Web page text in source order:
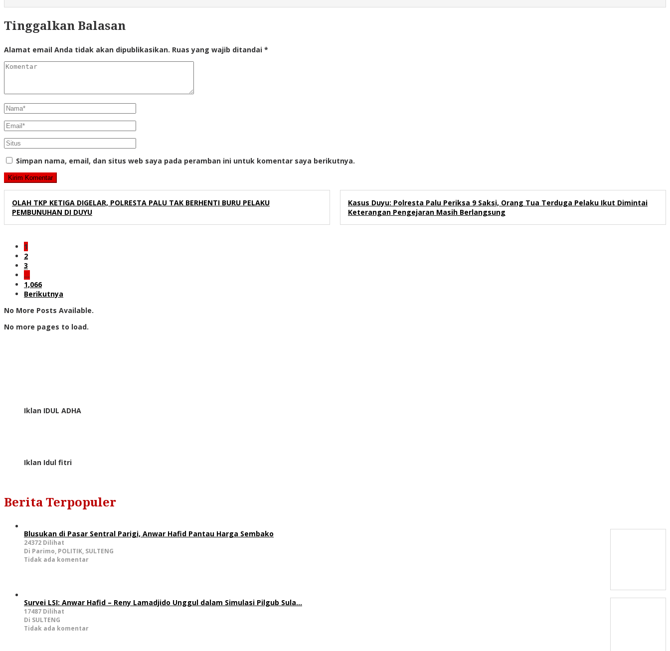
Tinggalkan Balasan
Alamat email Anda tidak akan dipublikasikan. Ruas yang wajib ditandai *
Simpan nama, email, dan situs web saya pada peramban ini untuk komentar saya berikutnya.
OLAH TKP KETIGA DIGELAR, POLRESTA PALU TAK BERHENTI BURU PELAKU
PEMBUNUHAN DI DUYU
Kasus Duyu: Polresta Palu Periksa 9 Saksi, Orang Tua Terduga Pelaku Ikut Dimintai
Keterangan Pengejaran Masih Berlangsung
1
2
3
…
1,066
Berikutnya
No More Posts Available.
No more pages to load.
Iklan IDUL ADHA
Iklan Idul fitri
Berita Terpopuler
Blusukan di Pasar Sentral Parigi, Anwar Hafid Pantau Harga Sembako
24372 Dilihat
Di Parimo, POLITIK, SULTENG
Tidak ada komentar
Survei LSI: Anwar Hafid – Reny Lamadjido Unggul dalam Simulasi Pilgub Sula…
17487 Dilihat
Di SULTENG
Tidak ada komentar